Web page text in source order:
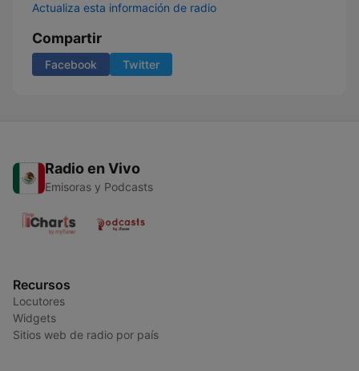
Actualiza esta información de radio
Compartir
Facebook Twitter
Radio en Vivo
Emisoras y Podcasts
Recursos
Locutores
Widgets
Sitios web de radio por país